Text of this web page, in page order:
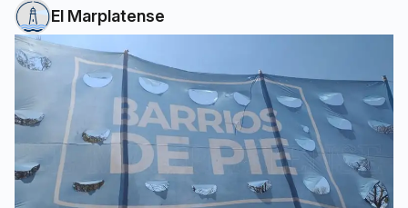
El Marplatense